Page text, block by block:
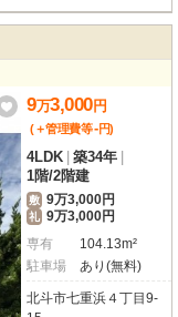
9万3,000円
(＋管理費等-円)
4LDK 築34年
1階/2階建
敷 9万3,000円
礼 9万3,000円
専有
104.13m²
駐車場
あり(無料)
北斗市七重浜４丁目9-